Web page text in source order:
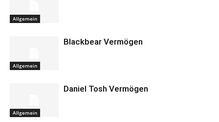
Allgemein
Allgemein
Blackbear Vermögen
Allgemein
Daniel Tosh Vermögen